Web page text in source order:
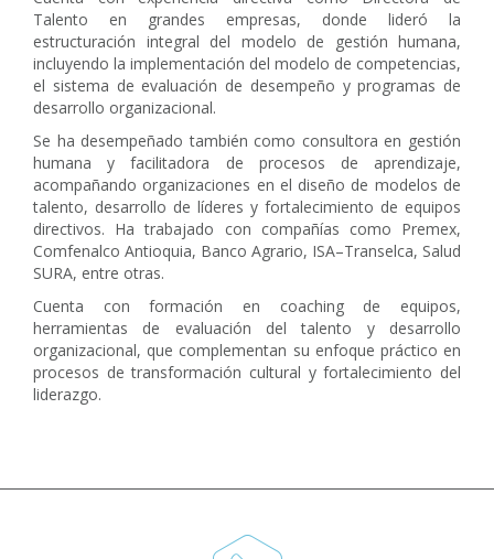
Talento en grandes empresas, donde lideró la
estructuración integral del modelo de gestión humana,
incluyendo la implementación del modelo de competencias,
el sistema de evaluación de desempeño y programas de
desarrollo organizacional.
Se ha desempeñado también como consultora en gestión
humana y facilitadora de procesos de aprendizaje,
acompañando organizaciones en el diseño de modelos de
talento, desarrollo de líderes y fortalecimiento de equipos
directivos. Ha trabajado con compañías como Premex,
Comfenalco Antioquia, Banco Agrario, ISA–Transelca, Salud
SURA, entre otras.
Cuenta con formación en coaching de equipos,
herramientas de evaluación del talento y desarrollo
organizacional, que complementan su enfoque práctico en
procesos de transformación cultural y fortalecimiento del
liderazgo.